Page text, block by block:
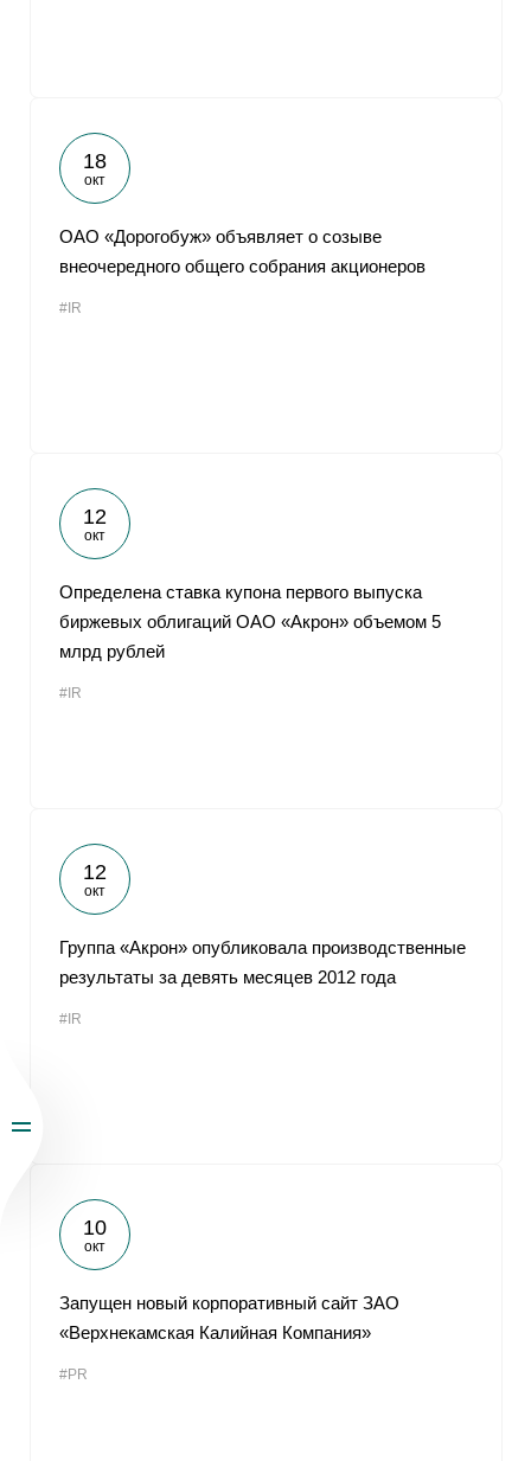
18
окт
ОАО «Дорогобуж» объявляет о созыве
внеочередного общего собрания акционеров
#IR
12
окт
Определена ставка купона первого выпуска
биржевых облигаций ОАО «Акрон» объемом 5
млрд рублей
#IR
12
окт
Группа «Акрон» опубликовала производственные
результаты за девять месяцев 2012 года
#IR
10
окт
Запущен новый корпоративный сайт ЗАО
«Верхнекамская Калийная Компания»
#PR